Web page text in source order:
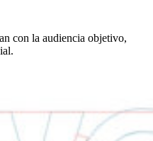
con la audiencia objetivo,